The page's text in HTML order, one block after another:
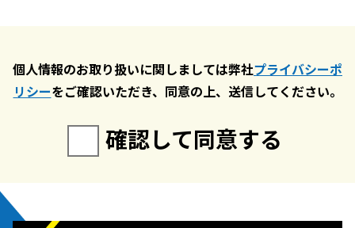
個人情報のお取り扱いに関しましては弊社プライバシーポ
リシーをご確認いただき、同意の上、送信してください。
確認して同意する